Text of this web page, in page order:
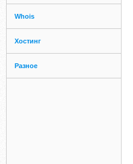
Whois
Хостинг
Разное